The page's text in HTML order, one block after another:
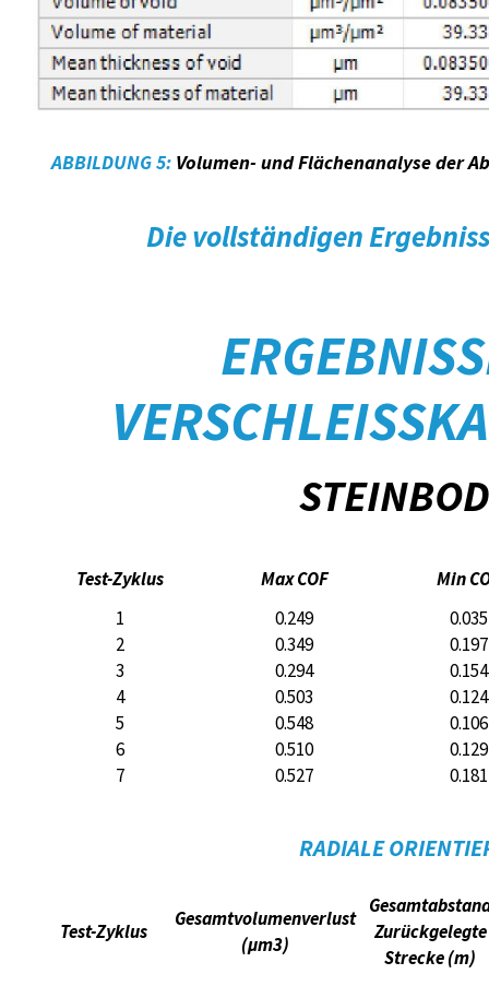
ABBILDUNG 5:Volumen- und Flächenanalyse der
Die vollständigen
Test-Zyklus Max COF
Min
1
0.249
0.035
2
0.349
0.197
3
0.294
0.154
4
0.503
0.124
5
0.548
0.106
6
0.510
0.129
7
0.527 0.181
RADIALE
Test-Zyklus
Gesamtvolumenverlust
(µm3)
Zurückgelegte
Strecke (m)